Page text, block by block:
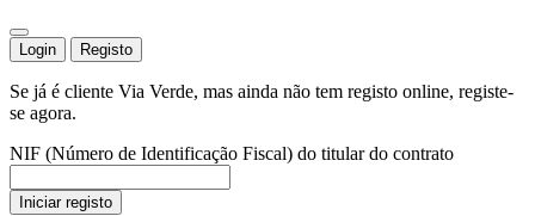
Login Registo
Se já é cliente Via Verde, mas ainda não tem registo online, registe-
se agora.
NIF (Número de Identificação Fiscal) do titular do contrato
Iniciar registo